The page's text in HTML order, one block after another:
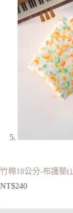
竹棉18公分-布護墊(
NT$240